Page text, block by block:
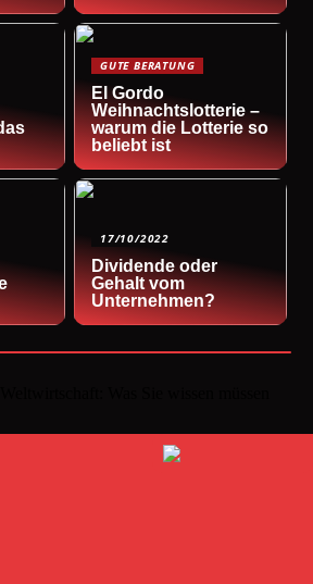
GUTE BERATUNG
El Gordo
Weihnachtslotterie –
warum die Lotterie so
beliebt ist
17/10/2022
Dividende oder
Gehalt vom
Unternehmen?